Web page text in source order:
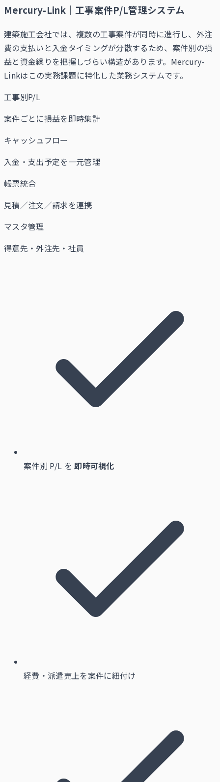
Mercury-Link｜工事案件P/L管理システム
建築施工会社では、複数の工事案件が同時に進行し、外注
費の支払いと入金タイミングが分散するため、案件別の損
益と資金繰りを把握しづらい構造があります。Mercury-
Linkはこの実務課題に特化した業務システムです。
工事別P/L
案件ごとに損益を即時集計
キャッシュフロー
入金・支出予定を一元管理
帳票統合
見積／注文／請求を連携
マスタ管理
得意先・外注先・社員
案件別 P/L を即時可視化
経費・派遣売上を案件に紐付け